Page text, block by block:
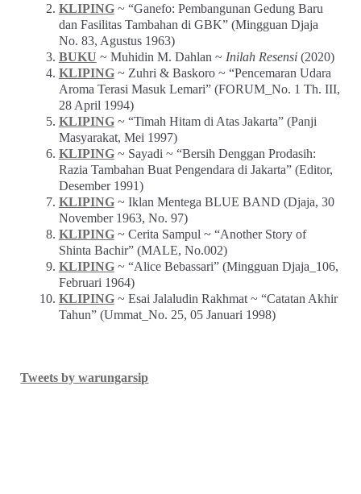
KLIPING~ “Ganefo: Pembangunan Gedung Baru
dan Fasilitas Tambahan di GBK” (Mingguan Djaja
No. 83, Agustus 1963)
BUKU ~ Muhidin M. Dahlan ~ Inilah Resensi(2020)
KLIPING~ Zuhri & Baskoro ~ “Pencemaran Udara
Aroma Terasi Masuk Lemari” (FORUM_No. 1 Th. III,
28 April 1994)
KLIPING~ “Timah Hitam di Atas Jakarta” (Panji
Masyarakat, Mei 1997)
KLIPING~ Sayadi ~ “Bersih Denggan Prodasih:
Razia Tambahan Buat Pengendara di Jakarta” (Editor,
Desember 1991)
KLIPING~ Iklan Mentega BLUE BAND (Djaja, 30
November 1963, No. 97)
KLIPING~ Cerita Sampul ~ “Another Story of
Shinta Bachir” (MALE, No.002)
KLIPING~ “Alice Bebassari” (Mingguan Djaja_106,
Februari 1964)
KLIPING~ Esai Jalaludin Rakhmat ~ “Catatan Akhir
Tahun” (Ummat_No. 25, 05 Januari 1998)
Tweets by warungarsip